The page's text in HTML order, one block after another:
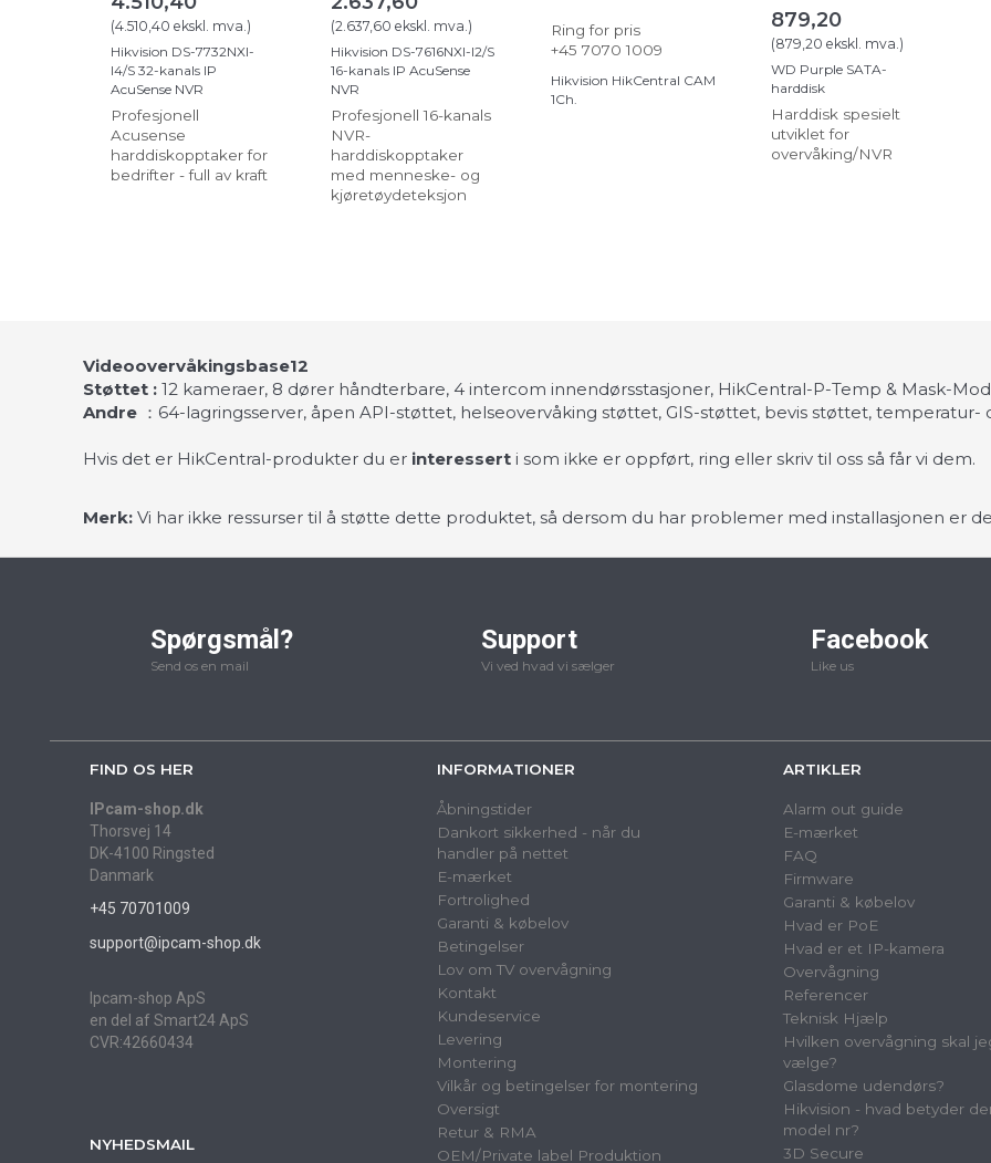
(4.510,40 ekskl. mva. )
Hikvision DS-7732NXI-
I4/S 32-kanals IP
AcuSense NVR
Profesjonell
Acusense
harddiskopptaker for
bedrifter - full av kraft
(2.637,60 ekskl. mva. )
Hikvision DS-7616NXI-I2/S
16-kanals IP AcuSense
NVR
Profesjonell 16-kanals
NVR-
harddiskopptaker
med menneske- og
kjøretøydeteksjon
Ring for pris
+45 7070 1009
Hikvision HikCentral CAM
1Ch.
879,20
(879,20 ekskl. mva. )
WD Purple SATA-
harddisk
Harddisk spesielt
utviklet for
overvåking/NVR
Videoovervåkingsbase12
Støttet : 12 kameraer, 8 dører håndterbare, 4 intercom innendørsstasjoner, HikCentral-P-Temp & Mask-
Andre ：64-lagringsserver, åpen API-støttet, helseovervåking støttet, GIS-støttet, bevis støttet, temperatur-
Hvis det er HikCentral-produkter du er interessert i som ikke er oppført, ring eller skriv til oss så får vi dem.
Merk: Vi har ikke ressurser til å støtte dette produktet, så dersom du har problemer med installasjonen er
Spørgsmål?
Send os en mail
Support
Vi ved hvad vi sælger
Facebook
Like us
FIND OS HER
IPcam-shop.dk
Thorsvej 14
DK-4100 Ringsted
Danmark
+45 70701009
support@ipcam-shop.dk
Ipcam-shop ApS
en del af Smart24 ApS
CVR:42660434
NYHEDSMAIL
INFORMATIONER
Åbningstider
Dankort sikkerhed - når du
handler på nettet
E-mærket
Fortrolighed
Garanti & købelov
Betingelser
Lov om TV overvågning
Kontakt
Kundeservice
Levering
Montering
Vilkår og betingelser for montering
Oversigt
Retur & RMA
OEM/Private label Produktion
ARTIKLER
Alarm out guide
E-mærket
FAQ
Firmware
Garanti & købelov
Hvad er PoE
Hvad er et IP-kamera
Overvågning
Referencer
Teknisk Hjælp
Hvilken overvågning skal
vælge?
Glasdome udendørs?
Hikvision - hvad betyder
model nr?
3D Secure